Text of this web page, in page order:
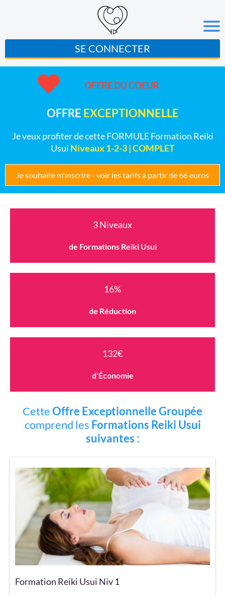
SE CONNECTER
OFFRE DU COEUR
OFFRE EXCEPTIONNELLE
Je veux profiter de cette FORMULE Formation Reiki
Usui Niveaux 1-2-3 | COMPLET
Je souhaite m'inscrire - voir les tarifs à partir de 66 euros
3 Niveaux
de Formations Reiki Usui
16%
de Réduction
132€
d'Économie
CetteOffre Exceptionnelle Groupée
comprend les Formations Reiki Usui
suivantes :
Formation Reiki Usui Niv 1